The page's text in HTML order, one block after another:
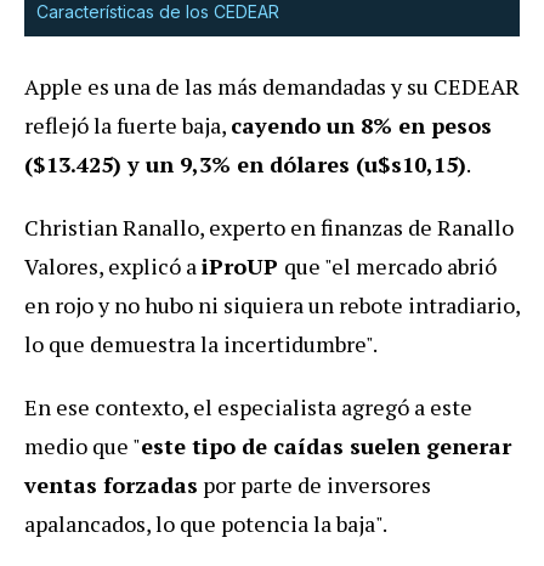
Características de los CEDEAR
Apple es una de las más demandadas y su CEDEAR
reflejó la fuerte baja, cayendo un 8% en pesos
($13.425) y un 9,3% en dólares (u$s10,15).
Christian Ranallo, experto en finanzas de Ranallo
Valores, explicó aiProUP que "el mercado abrió
en rojo y no hubo ni siquiera un rebote intradiario,
lo que demuestra la incertidumbre".
En ese contexto, el especialista agregó a este
medio que "este tipo de caídas suelen generar
ventas forzadas por parte de inversores
apalancados, lo que potencia la baja".